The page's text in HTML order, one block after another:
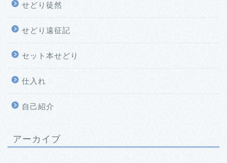
せどり徒然
せどり遠征記
セット本せどり
仕入れ
自己紹介
アーカイブ